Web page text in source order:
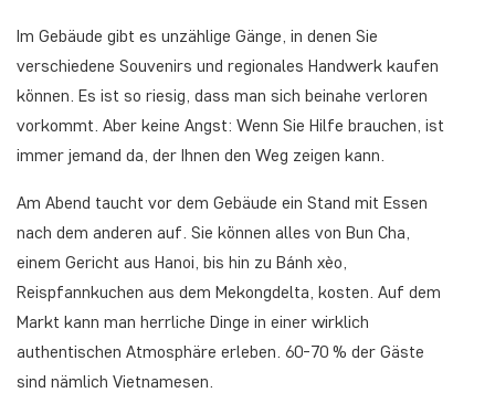
Im Gebäude gibt es unzählige Gänge, in denen Sie
verschiedene Souvenirs und regionales Handwerk kaufen
können. Es ist so riesig, dass man sich beinahe verloren
vorkommt. Aber keine Angst: Wenn Sie Hilfe brauchen, ist
immer jemand da, der Ihnen den Weg zeigen kann.
Am Abend taucht vor dem Gebäude ein Stand mit Essen
nach dem anderen auf. Sie können alles von Bun Cha,
einem Gericht aus Hanoi, bis hin zu Bánh xèo,
Reispfannkuchen aus dem Mekongdelta, kosten. Auf dem
Markt kann man herrliche Dinge in einer wirklich
authentischen Atmosphäre erleben. 60-70 % der Gäste
sind nämlich Vietnamesen.